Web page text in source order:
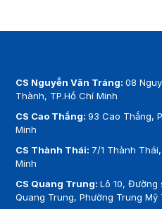
CS Nguyễn Văn Tráng:08
Thành, TP.Hồ Chí Minh
CS Cao Thắng:93 Cao Thắng,
Minh
CS Thành Thái: 7/1 Thành
Minh
CS Quang Trung:Lô 10, Đường
Quang Trung, Phường Trung Mỹ